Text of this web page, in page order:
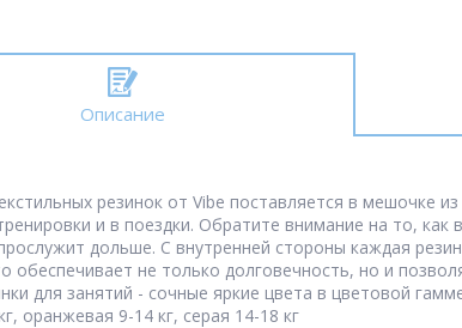
Описание
резинок от Vibe поставляется в мешочке
и в поездки. Обратите внимание на то,
дольше. С внутренней стороны каждая
обеспечивает не только долговечность, но и
для занятий - сочные яркие цвета в цветовой
оранжевая 9-14 кг, серая 14-18 кг